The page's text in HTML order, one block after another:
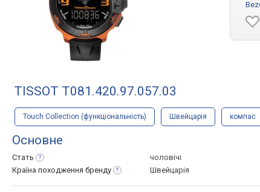
TISSOT T081.420.97.057.03
Touch Collection (функціональність) Швейцарія компас
Основне
Стать
чоловічі
Країна походження бренду Швейцарія